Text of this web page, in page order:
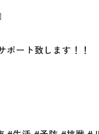
ポート致します！！